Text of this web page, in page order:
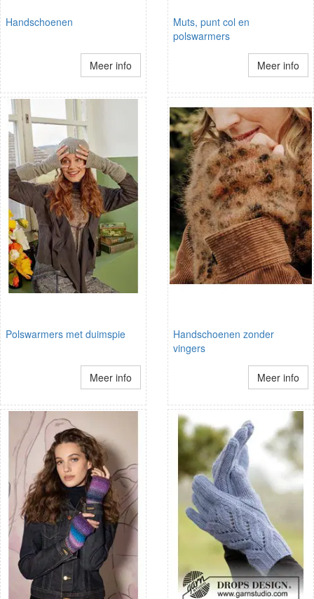
Handschoenen
Meer info
Muts, punt col en
polswarmers
Meer info
Polswarmers met duimspie
Meer info
Handschoenen zonder
vingers
Meer info